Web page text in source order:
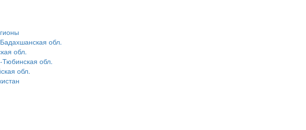
обл.
обл.
Тюбинская обл.
обл.